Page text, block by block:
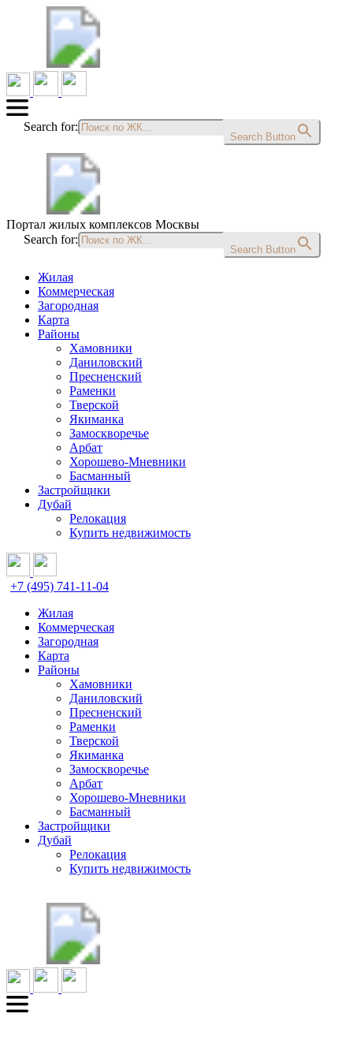
Search for:
Search Button
Портал жилых комплексов Москвы
Search for:
Search Button
Жилая
Коммерческая
Загородная
Карта
Районы
Хамовники
Даниловский
Пресненский
Раменки
Тверской
Якиманка
Замоскворечье
Арбат
Хорошево-Мневники
Басманный
Застройщики
Дубай
Релокация
Купить недвижимость
+7 (495) 741-11-04
Жилая
Коммерческая
Загородная
Карта
Районы
Хамовники
Даниловский
Пресненский
Раменки
Тверской
Якиманка
Замоскворечье
Арбат
Хорошево-Мневники
Басманный
Застройщики
Дубай
Релокация
Купить недвижимость